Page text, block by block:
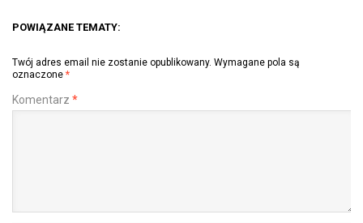
POWIĄZANE TEMATY:
Twój adres email nie zostanie opublikowany. Wymagane pola są
oznaczone *
Komentarz *